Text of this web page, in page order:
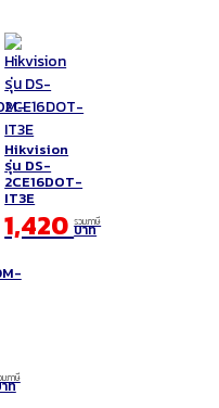
มภาษี
ท
Hikvision
รุ่น DS-
2CE16DOT-
IT3E
1,420รวมภาษี
บาท